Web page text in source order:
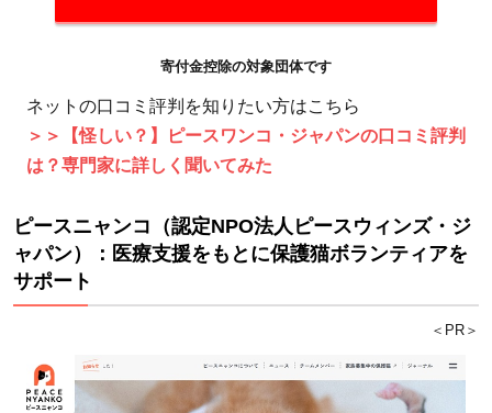
寄付金控除の対象団体です
ネットの口コミ評判を知りたい方はこちら
＞＞【怪しい？】ピースワンコ・ジャパンの口コミ評判
は？専門家に詳しく聞いてみた
ピースニャンコ（認定NPO法人ピースウィンズ・ジ
ャパン）：医療支援をもとに保護猫ボランティアを
サポート
＜PR＞